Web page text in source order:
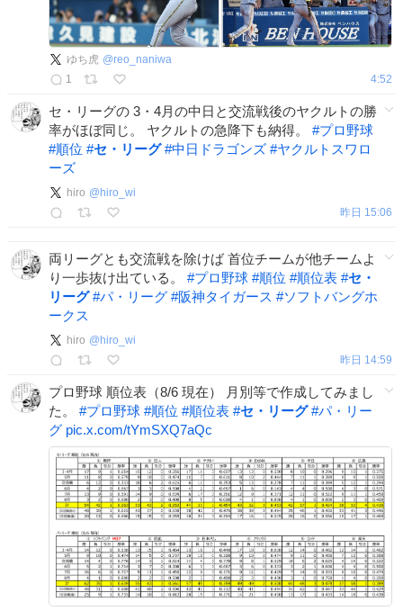
ゆち虎 @reo_naniwa
1
4:52
セ・リーグの 3・4月の中日と交流戦後のヤクルトの勝
率がほぼ同じ。 ヤクルトの急降下も納得。 #プロ野球
#順位 #セ・リーグ #中日ドラゴンズ #ヤクルトスワロ
ーズ
hiro @ hiro_wi
昨日 15:06
両リーグとも交流戦を除けば 首位チームが他チームよ
り一歩抜け出ている。 #プロ野球 #順位 #順位表 #セ・
リーグ #パ・リーグ #阪神タイガース #ソフトバングホ
ークス
hiro @ hiro_wi
昨日 14:59
プロ野球 順位表（8/6 現在） 月別等で作成してみまし
た。 #プロ野球 #順位 #順位表 #セ・リーグ #パ・リー
グ pic.x.com/tYmSXQ7aQc